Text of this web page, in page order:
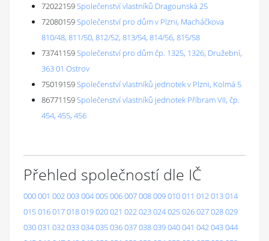
72022159Společenství vlastníků Dragounská 25
72080159Společenství pro dům v Plzni, Macháčkova
810/48, 811/50, 812/52, 813/54, 814/56, 815/58
73741159Společenství pro dům čp. 1325, 1326, Družební,
363 01 Ostrov
75019159Společenství vlastníků jednotek v Plzni, Kolmá 5
86771159Společenství vlastníků jednotek Příbram VII, čp.
454, 455, 456
Přehled společností dle IČ
000001 002003004005006007008009010011 012013014
015016017018019020021 022023024025026027028029
030031 032033034035036037038039040041 042043044